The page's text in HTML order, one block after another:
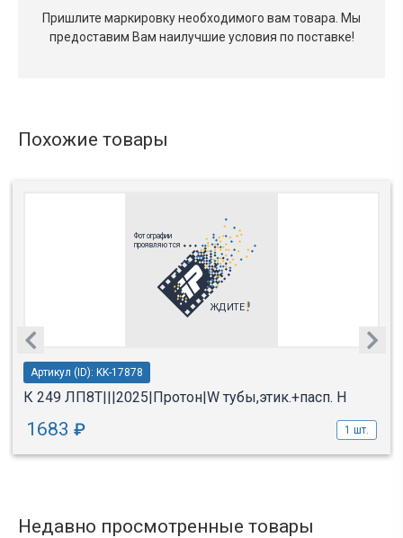
Пришлите маркировку необходимого вам товара. Мы
предоставим Вам наилучшие условия по поставке!
Похожие товары
Артикул (ID): KK-17878
К 249 ЛП8Т|||2025|Протон|W тубы,этик.+пасп. Н
1683 ₽ 1 шт.
Недавно просмотренные товары